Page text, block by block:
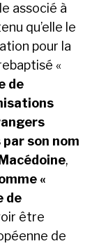
associé à
qu’elle le
pour la
«
de
son nom
,
«
de
être
de